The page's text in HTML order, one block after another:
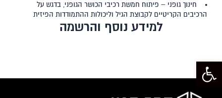
פתח סרגל נגישות
חינוך גופני – פיתוח חמשת רכיבי הכושר הגופני, בדגש על
הרכיבים הקריטיים לקבוצת הגיל וליכולות ההתמודדות הפיזית
למידע נוסף והרשמה